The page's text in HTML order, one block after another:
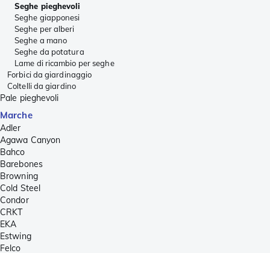
Seghe pieghevoli
Seghe giapponesi
Seghe per alberi
Seghe a mano
Seghe da potatura
Lame di ricambio per seghe
Forbici da giardinaggio
Coltelli da giardino
Pale pieghevoli
Marche
Adler
Agawa Canyon
Bahco
Barebones
Browning
Cold Steel
Condor
CRKT
EKA
Estwing
Felco